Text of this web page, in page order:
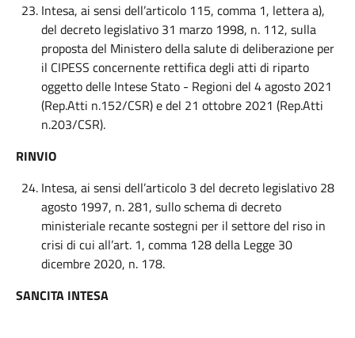
Intesa, ai sensi dell’articolo 115, comma 1, lettera a),
del decreto legislativo 31 marzo 1998, n. 112, sulla
proposta del Ministero della salute di deliberazione per
il CIPESS concernente rettifica degli atti di riparto
oggetto delle Intese Stato - Regioni del 4 agosto 2021
(Rep.Atti n.152/CSR) e del 21 ottobre 2021 (Rep.Atti
n.203/CSR).
RINVIO
Intesa, ai sensi dell’articolo 3 del decreto legislativo 28
agosto 1997, n. 281, sullo schema di decreto
ministeriale recante sostegni per il settore del riso in
crisi di cui all’art. 1, comma 128 della Legge 30
dicembre 2020, n. 178.
SANCITA INTESA